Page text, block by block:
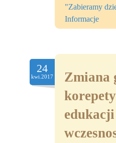
"Zabieramy
Informacje
24
kwi.2017
Zmiana
edukacji